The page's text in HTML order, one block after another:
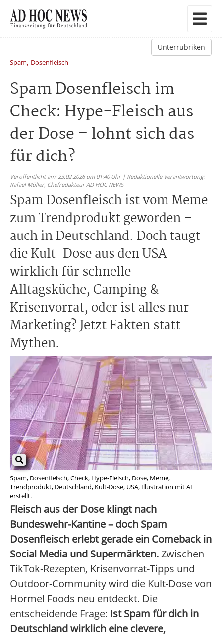
Unterrubriken
Spam, Dosenfleisch
Spam Dosenfleisch im
Check: Hype-Fleisch aus
der Dose – lohnt sich das
für dich?
Veröffentlicht am: 23.02.2026 um 01:40 Uhr | Redaktionelle Verantwortung:
Rafael Müller, Chefredakteur AD HOC NEWS
Spam Dosenfleisch ist vom Meme
zum Trendprodukt geworden –
auch in Deutschland. Doch taugt
die Kult-Dose aus den USA
wirklich für schnelle
Alltagsküche, Camping &
Krisenvorrat, oder ist alles nur
Marketing? Jetzt Fakten statt
Mythen.
Spam, Dosenfleisch, Check, Hype-Fleisch, Dose, Meme,
Trendprodukt, Deutschland, Kult-Dose, USA, Illustration mit AI
erstellt.
Fleisch aus der Dose klingt nach
Bundeswehr-Kantine – doch Spam
Dosenfleisch erlebt gerade ein Comeback in
Social Media und Supermärkten.Zwischen
TikTok-Rezepten, Krisenvorrat-Tipps und
Outdoor-Community wird die Kult-Dose von
Hormel Foods neu entdeckt. Die
entscheidende Frage: Ist Spam für dich in
Deutschland wirklich eine clevere,